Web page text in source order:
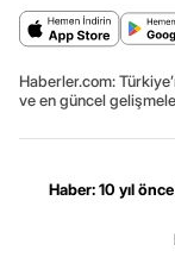
Haberler.com:
ve en güncel
Haber: 10 yıl